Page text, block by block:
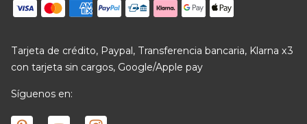
Tarjeta de crédito, Paypal, Transferencia bancaria, Klarna x3
con tarjeta sin cargos, Google/Apple pay
Síguenos en: